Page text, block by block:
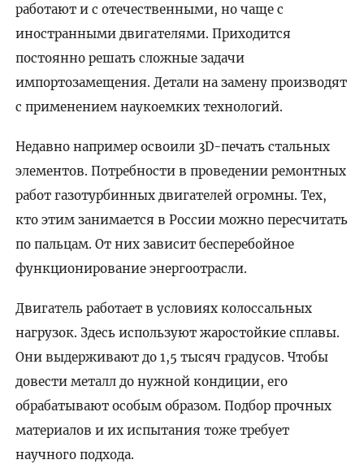
работают и с отечественными, но чаще с
иностранными двигателями. Приходится
постоянно решать сложные задачи
импортозамещения. Детали на замену производят
с применением наукоемких технологий.
Недавно например освоили 3D-печать стальных
элементов. Потребности в проведении ремонтных
работ газотурбинных двигателей огромны. Тех,
кто этим занимается в России можно пересчитать
по пальцам. От них зависит бесперебойное
функционирование энергоотрасли.
Двигатель работает в условиях колоссальных
нагрузок. Здесь используют жаростойкие сплавы.
Они выдерживают до 1,5 тысяч градусов. Чтобы
довести металл до нужной кондиции, его
обрабатывают особым образом. Подбор прочных
материалов и их испытания тоже требует
научного подхода.